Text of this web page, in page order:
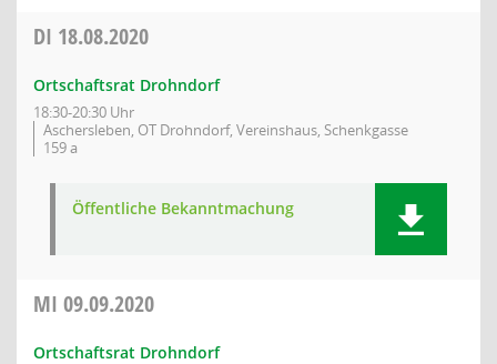
DI 18.08.2020
Ortschaftsrat Drohndorf
18:30-20:30 Uhr
Aschersleben, OT Drohndorf, Vereinshaus, Schenkgasse
159 a
Öffentliche Bekanntmachung
MI 09.09.2020
Ortschaftsrat Drohndorf